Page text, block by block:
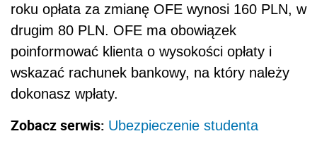
roku opłata za zmianę OFE wynosi 160 PLN, w
drugim 80 PLN. OFE ma obowiązek
poinformować klienta o wysokości opłaty i
wskazać rachunek bankowy, na który należy
dokonasz wpłaty.
Zobacz serwis: Ubezpieczenie studenta